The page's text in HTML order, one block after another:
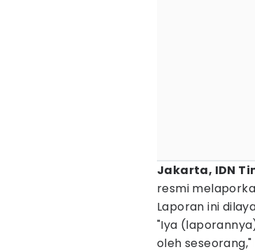
Jakarta, IDN
resmi
Laporan ini
"Iya
oleh